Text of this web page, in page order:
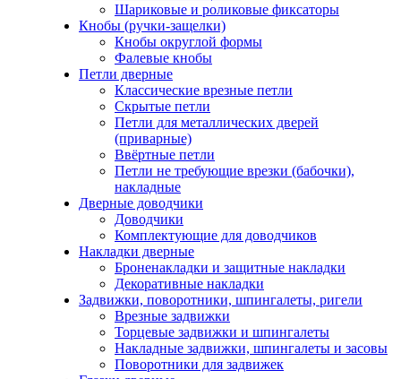
Шариковые и роликовые фиксаторы
Кнобы (ручки-защелки)
Кнобы округлой формы
Фалевые кнобы
Петли дверные
Классические врезные петли
Скрытые петли
Петли для металлических дверей
(приварные)
Ввёртные петли
Петли не требующие врезки (бабочки),
накладные
Дверные доводчики
Доводчики
Комплектующие для доводчиков
Накладки дверные
Броненакладки и защитные накладки
Декоративные накладки
Задвижки, поворотники, шпингалеты, ригели
Врезные задвижки
Торцевые задвижки и шпингалеты
Накладные задвижки, шпингалеты и засовы
Поворотники для задвижек